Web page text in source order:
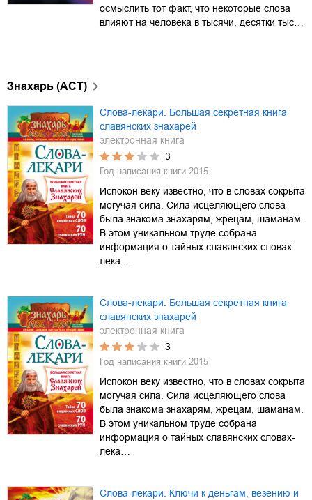
осмыслить тот факт, что некоторые слова
влияют на человека в тысячи, десятки тыс…
Знахарь (АСТ)
Слова-лекари. Большая секретная книга
славянских знахарей
электронная книга
3
Год написания книги 2015
Испокон веку известно, что в словах сокрыта
могучая сила. Сила исцеляющего слова
была знакома знахарям, жрецам, шаманам.
В этом уникальном труде собрана
информация о тайных славянских словах-
лека…
Слова-лекари. Большая секретная книга
славянских знахарей
электронная книга
3
Год написания книги 2015
Испокон веку известно, что в словах сокрыта
могучая сила. Сила исцеляющего слова
была знакома знахарям, жрецам, шаманам.
В этом уникальном труде собрана
информация о тайных славянских словах-
лека…
Слова-лекари. Ключи к деньгам, везению и